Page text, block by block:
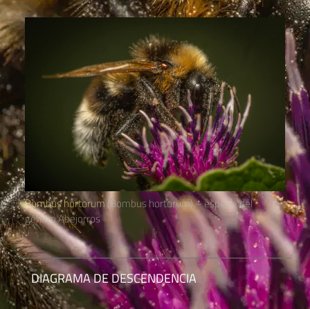
Bombus hortorum (Bombus hortorum) – especie del
género Abejorros
DIAGRAMA DE DESCENDENCIA